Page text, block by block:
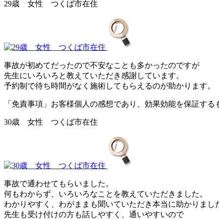
29歳 女性 つくば市在住
事故が初めてだったので不安なことも多かったのですが
先生にいろいろと教えていただき感謝しています。
予約制で待ち時間がなく施術してもらえるのが助かります。
「免責事項」お客様個人の感想であり、効果効能を保証する
30歳 女性 つくば市在住
事故で通わせてもらいました。
何もわからず、いろいろなことを教えていただきました。
わかりやすく、わがままも聞いていただき本当に助かりまし
先生も受け付けの方も話しやすく、通いやすいので